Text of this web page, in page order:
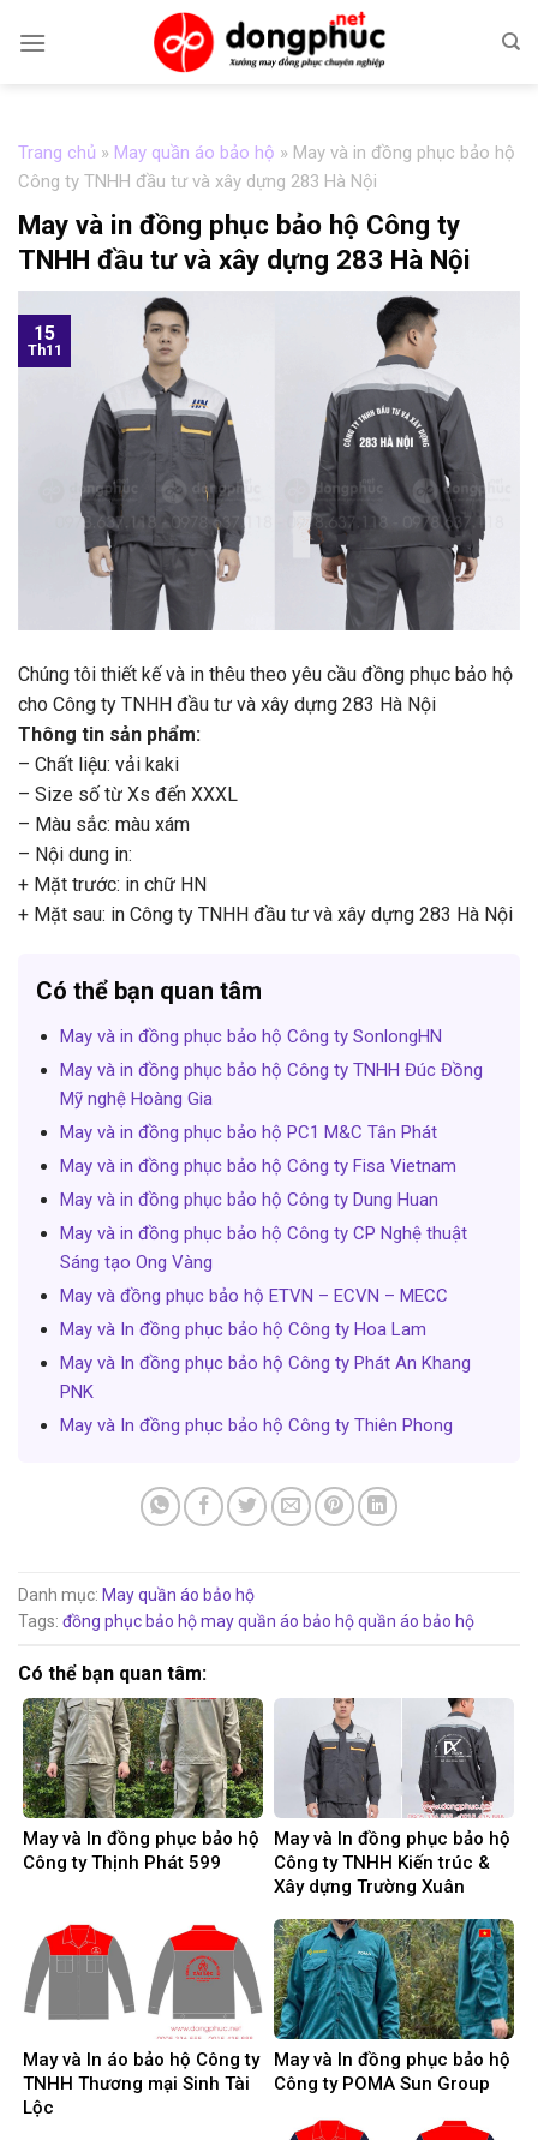
Trang chủ » May quần áo bảo hộ » May và in đồng phục bảo hộ
Công ty TNHH đầu tư và xây dựng 283 Hà Nội
May và in đồng phục bảo hộ Công ty
TNHH đầu tư và xây dựng 283 Hà Nội
15
Th11
Chúng tôi thiết kế và in thêu theo yêu cầu đồng phục bảo hộ
cho Công ty TNHH đầu tư và xây dựng 283 Hà Nội
Thông tin sản phẩm:
– Chất liệu: vải kaki
– Size số từ Xs đến XXXL
– Màu sắc: màu xám
– Nội dung in:
+ Mặt trước: in chữ HN
+ Mặt sau: in Công ty TNHH đầu tư và xây dựng 283 Hà Nội
Có thể bạn quan tâm
May và in đồng phục bảo hộ Công ty SonlongHN
May và in đồng phục bảo hộ Công ty TNHH Đúc Đồng
Mỹ nghệ Hoàng Gia
May và in đồng phục bảo hộ PC1 M&C Tân Phát
May và in đồng phục bảo hộ Công ty Fisa Vietnam
May và in đồng phục bảo hộ Công ty Dung Huan
May và in đồng phục bảo hộ Công ty CP Nghệ thuật
Sáng tạo Ong Vàng
May và đồng phục bảo hộ ETVN – ECVN – MECC
May và In đồng phục bảo hộ Công ty Hoa Lam
May và In đồng phục bảo hộ Công ty Phát An Khang
PNK
May và In đồng phục bảo hộ Công ty Thiên Phong
Danh mục: May quần áo bảo hộ
Tags: đồng phục bảo hộmay quần áo bảo hộquần áo bảo hộ
Có thể bạn quan tâm:
May và In đồng phục bảo hộ
Công ty Thịnh Phát 599
May và In đồng phục bảo hộ
Công ty TNHH Kiến trúc &
Xây dựng Trường Xuân
May và In áo bảo hộ Công ty
TNHH Thương mại Sinh Tài
Lộc
May và In đồng phục bảo hộ
Công ty POMA Sun Group